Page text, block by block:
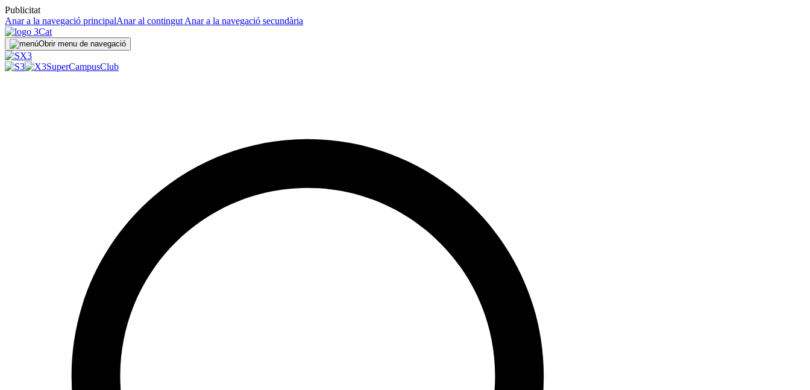
Publicitat
Anar a la navegació principalAnar al contingut Anar a la navegació secundària
Obrir menu de navegació
SuperCampusClub